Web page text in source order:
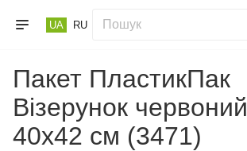
UA RU
Пакет ПластикПак
Візерунок червоний
40х42 см (3471)